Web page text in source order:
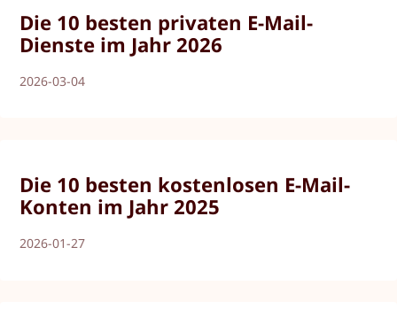
Die 10 besten privaten E-Mail-
Dienste im Jahr 2026
2026-03-04
Die 10 besten kostenlosen E-Mail-
Konten im Jahr 2025
2026-01-27